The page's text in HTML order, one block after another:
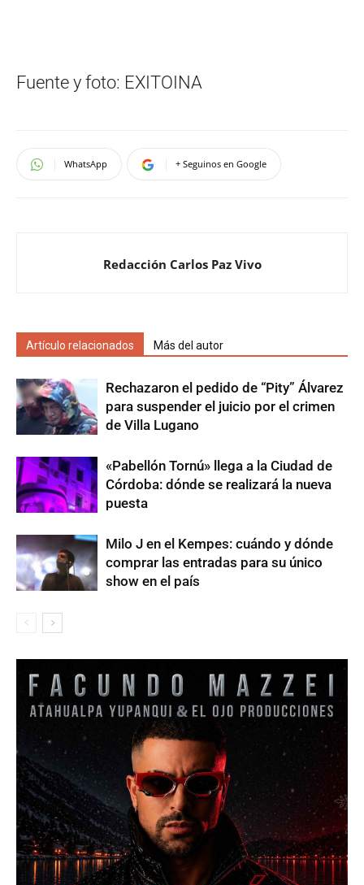
Fuente y foto: EXITOINA
WhatsApp + Seguinos en Google
Redacción Carlos Paz Vivo
Artículo relacionados Más del autor
Rechazaron el pedido de “Pity” Álvarez
para suspender el juicio por el crimen
de Villa Lugano
«Pabellón Tornú» llega a la Ciudad de
Córdoba: dónde se realizará la nueva
puesta
Milo J en el Kempes: cuándo y dónde
comprar las entradas para su único
show en el país